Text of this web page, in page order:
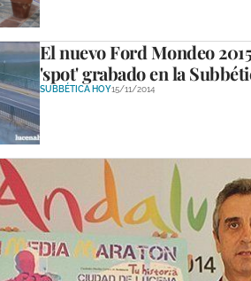
El nuevo Ford Mondeo
'spot' grabado en la
SUBBÉTICA HOY15/11/2014